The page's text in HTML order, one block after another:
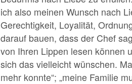
ich also meinen Wunsch nach
Gerechtigkeit, Loyalität,
darauf bauen, dass der Chef
von Ihren Lippen lesen können
sich das vielleicht wünschen.
mehr konnte“; „meine Familie